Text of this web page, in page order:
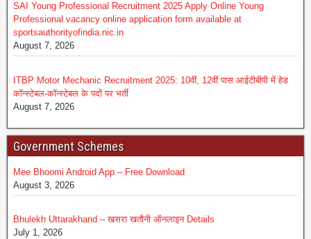
SAI Young Professional Recruitment 2025 Apply Online Young
Professional vacancy online application form available at
sportsauthorityofindia.nic.in
August 7, 2026
ITBP Motor Mechanic Recruitment 2025: 10वीं, 12वीं पास आईटीबीपी में हेड
कॉन्स्टेबल-कॉन्स्टेबल के पदों पर भर्ती
August 7, 2026
Government Schemes
Mee Bhoomi Android App – Free Download
August 3, 2026
Bhulekh Uttarakhand – खसरा खतौनी ऑनलाइन Details
July 1, 2026